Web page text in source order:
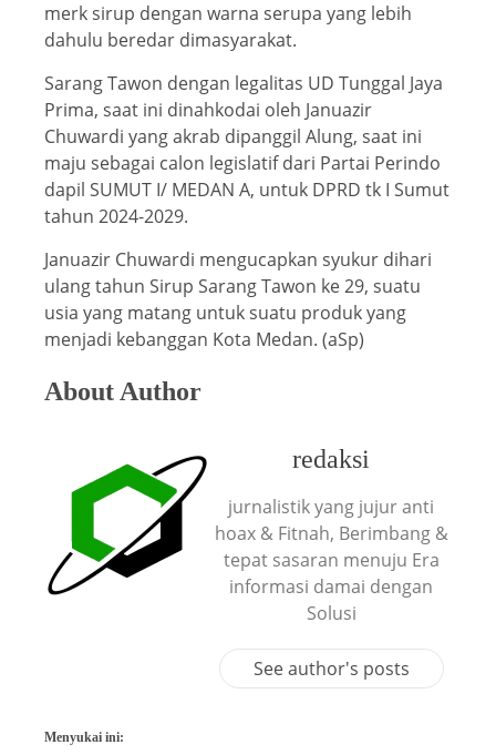
merk sirup dengan warna serupa yang lebih
dahulu beredar dimasyarakat.
Sarang Tawon dengan legalitas UD Tunggal Jaya
Prima, saat ini dinahkodai oleh Januazir
Chuwardi yang akrab dipanggil Alung, saat ini
maju sebagai calon legislatif dari Partai Perindo
dapil SUMUT I/ MEDAN A, untuk DPRD tk I Sumut
tahun 2024-2029.
Januazir Chuwardi mengucapkan syukur dihari
ulang tahun Sirup Sarang Tawon ke 29, suatu
usia yang matang untuk suatu produk yang
menjadi kebanggan Kota Medan. (aSp)
About Author
redaksi
jurnalistik yang jujur anti
hoax & Fitnah, Berimbang &
tepat sasaran menuju Era
informasi damai dengan
Solusi
See author's posts
Menyukai ini: